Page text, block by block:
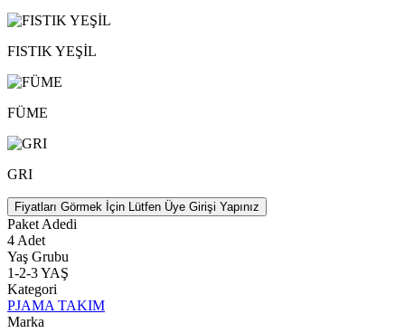
FISTIK YEŞİL
FÜME
GRI
Fiyatları Görmek İçin Lütfen Üye Girişi Yapınız
Paket Adedi
4 Adet
Yaş Grubu
1-2-3 YAŞ
Kategori
PJAMA TAKIM
Marka